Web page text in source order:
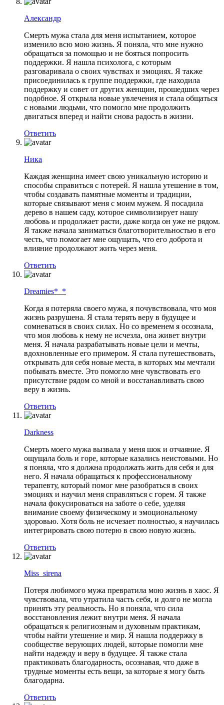
Александр
Смерть мужа стала для меня испытанием, которое
изменило всю мою жизнь. Я поняла, что мне нужно
обращаться за помощью и не бояться попросить
поддержки. Я нашла психолога, с которым
разговаривала о своих чувствах и эмоциях. Я также
присоединилась к группе поддержки, где находила
поддержку и совет от других женщин, прошедших через
подобное. Я открыла новые увлечения и стала общаться
с новыми людьми, что помогло мне продолжить
двигаться вперед и найти снова радость в жизни.
Ответить
Ника
Каждая женщина имеет свою уникальную историю и
способы справиться с потерей. Я нашла утешение в том,
чтобы создавать памятные моменты и традиции,
которые связывают меня с моим мужем. Я посадила
дерево в нашем саду, которое символизирует нашу
любовь и продолжает расти, даже когда он уже не рядом.
Я также начала заниматься благотворительностью в его
честь, что помогает мне ощущать, что его доброта и
влияние продолжают жить через меня.
Ответить
Dreamies*_*
Когда я потеряла своего мужа, я почувствовала, что моя
жизнь разрушена. Я стала терять веру в будущее и
сомневаться в своих силах. Но со временем я осознала,
что моя любовь к нему не исчезла, она живет внутри
меня. Я начала разрабатывать новые цели и мечты,
вдохновленные его примером. Я стала путешествовать,
открывать для себя новые места, в которых мы мечтали
побывать вместе. Это помогло мне чувствовать его
присутствие рядом со мной и восстанавливать свою
веру в жизнь.
Ответить
Darkness
Смерть моего мужа вызвала у меня шок и отчаяние. Я
ощущала боль и горе, которые казались неистовыми. Но
я поняла, что я должна продолжать жить для себя и для
него. Я начала обращаться к профессиональному
терапевту, который помог мне разобраться в своих
эмоциях и научил меня справляться с горем. Я также
начала фокусироваться на заботе о себе, уделяя
внимание своему физическому и эмоциональному
здоровью. Хотя боль не исчезает полностью, я научилась
интегрировать свою потерю в свою новую жизнь.
Ответить
Miss_sirena
Потеря любимого мужа превратила мою жизнь в хаос. Я
чувствовала, что утратила часть себя, и долго не могла
принять эту реальность. Но я поняла, что сила
восстановления лежит внутри меня. Я начала
обращаться к религиозным и духовным практикам,
чтобы найти утешение и мир. Я нашла поддержку в
сообществе верующих людей, которые помогли мне
найти надежду и веру в будущее. Я также стала
практиковать благодарность, осознавая, что даже в
трудные моменты есть вещи, за которые я могу быть
благодарна.
Ответить